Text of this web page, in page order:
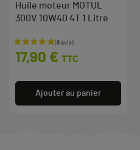
Huile moteur MOTUL
300V 10W40 4T 1 Litre
Prix
17,90 € TTC
Ajouter au panier